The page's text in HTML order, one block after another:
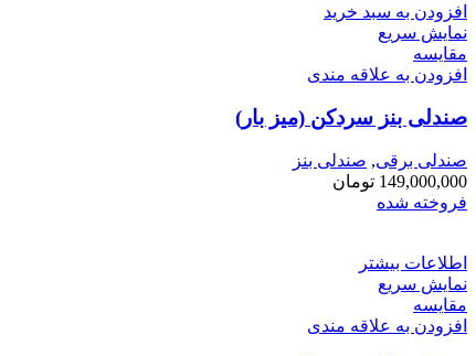
افزودن به سبد خرید
نمایش سریع
مقايسه
افزودن به علاقه مندی
صندلی بنز سردکن (میز بار)
صندلی برقی, صندلی بنز
149,000,000 تومان
فروخته شده
اطلاعات بیشتر
نمایش سریع
مقايسه
افزودن به علاقه مندی